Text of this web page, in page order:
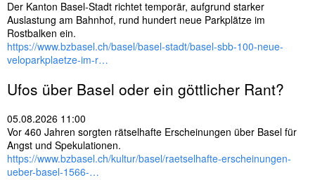
Der Kanton Basel-Stadt richtet temporär, aufgrund starker
Auslastung am Bahnhof, rund hundert neue Parkplätze im
Rostbalken ein.
https://www.bzbasel.ch/basel/basel-stadt/basel-sbb-100-neue-
veloparkplaetze-im-r…
Ufos über Basel oder ein göttlicher Rant?
05.08.2026 11:00
Vor 460 Jahren sorgten rätselhafte Erscheinungen über Basel für
Angst und Spekulationen.
https://www.bzbasel.ch/kultur/basel/raetselhafte-erscheinungen-
ueber-basel-1566-…